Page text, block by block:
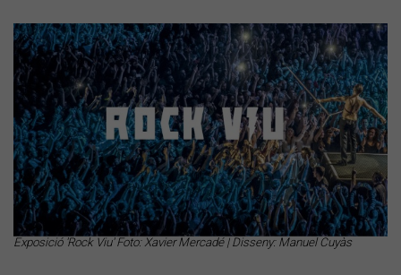
Exposició 'Rock Viu' Foto: Xavier Mercadé | Disseny: Manuel Cuyàs